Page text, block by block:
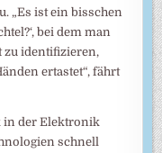
„Es ist ein bisschen
bei dem man
zu identifizieren,
ertastet“, fährt
in der Elektronik
schnell